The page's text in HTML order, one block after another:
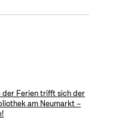
der Ferien trifft sich der
am Neumarkt –